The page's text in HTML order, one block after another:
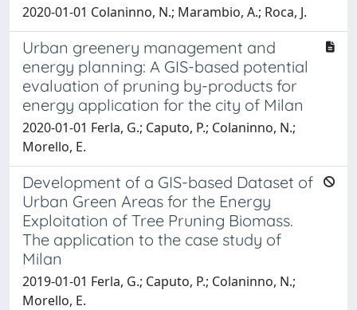
2020-01-01 Colaninno, N.; Marambio, A.; Roca, J.
Urban greenery management and
energy planning: A GIS-based potential
evaluation of pruning by-products for
energy application for the city of Milan
2020-01-01 Ferla, G.; Caputo, P.; Colaninno, N.;
Morello, E.
Development of a GIS-based Dataset of
Urban Green Areas for the Energy
Exploitation of Tree Pruning Biomass.
The application to the case study of
Milan
2019-01-01 Ferla, G.; Caputo, P.; Colaninno, N.;
Morello, E.